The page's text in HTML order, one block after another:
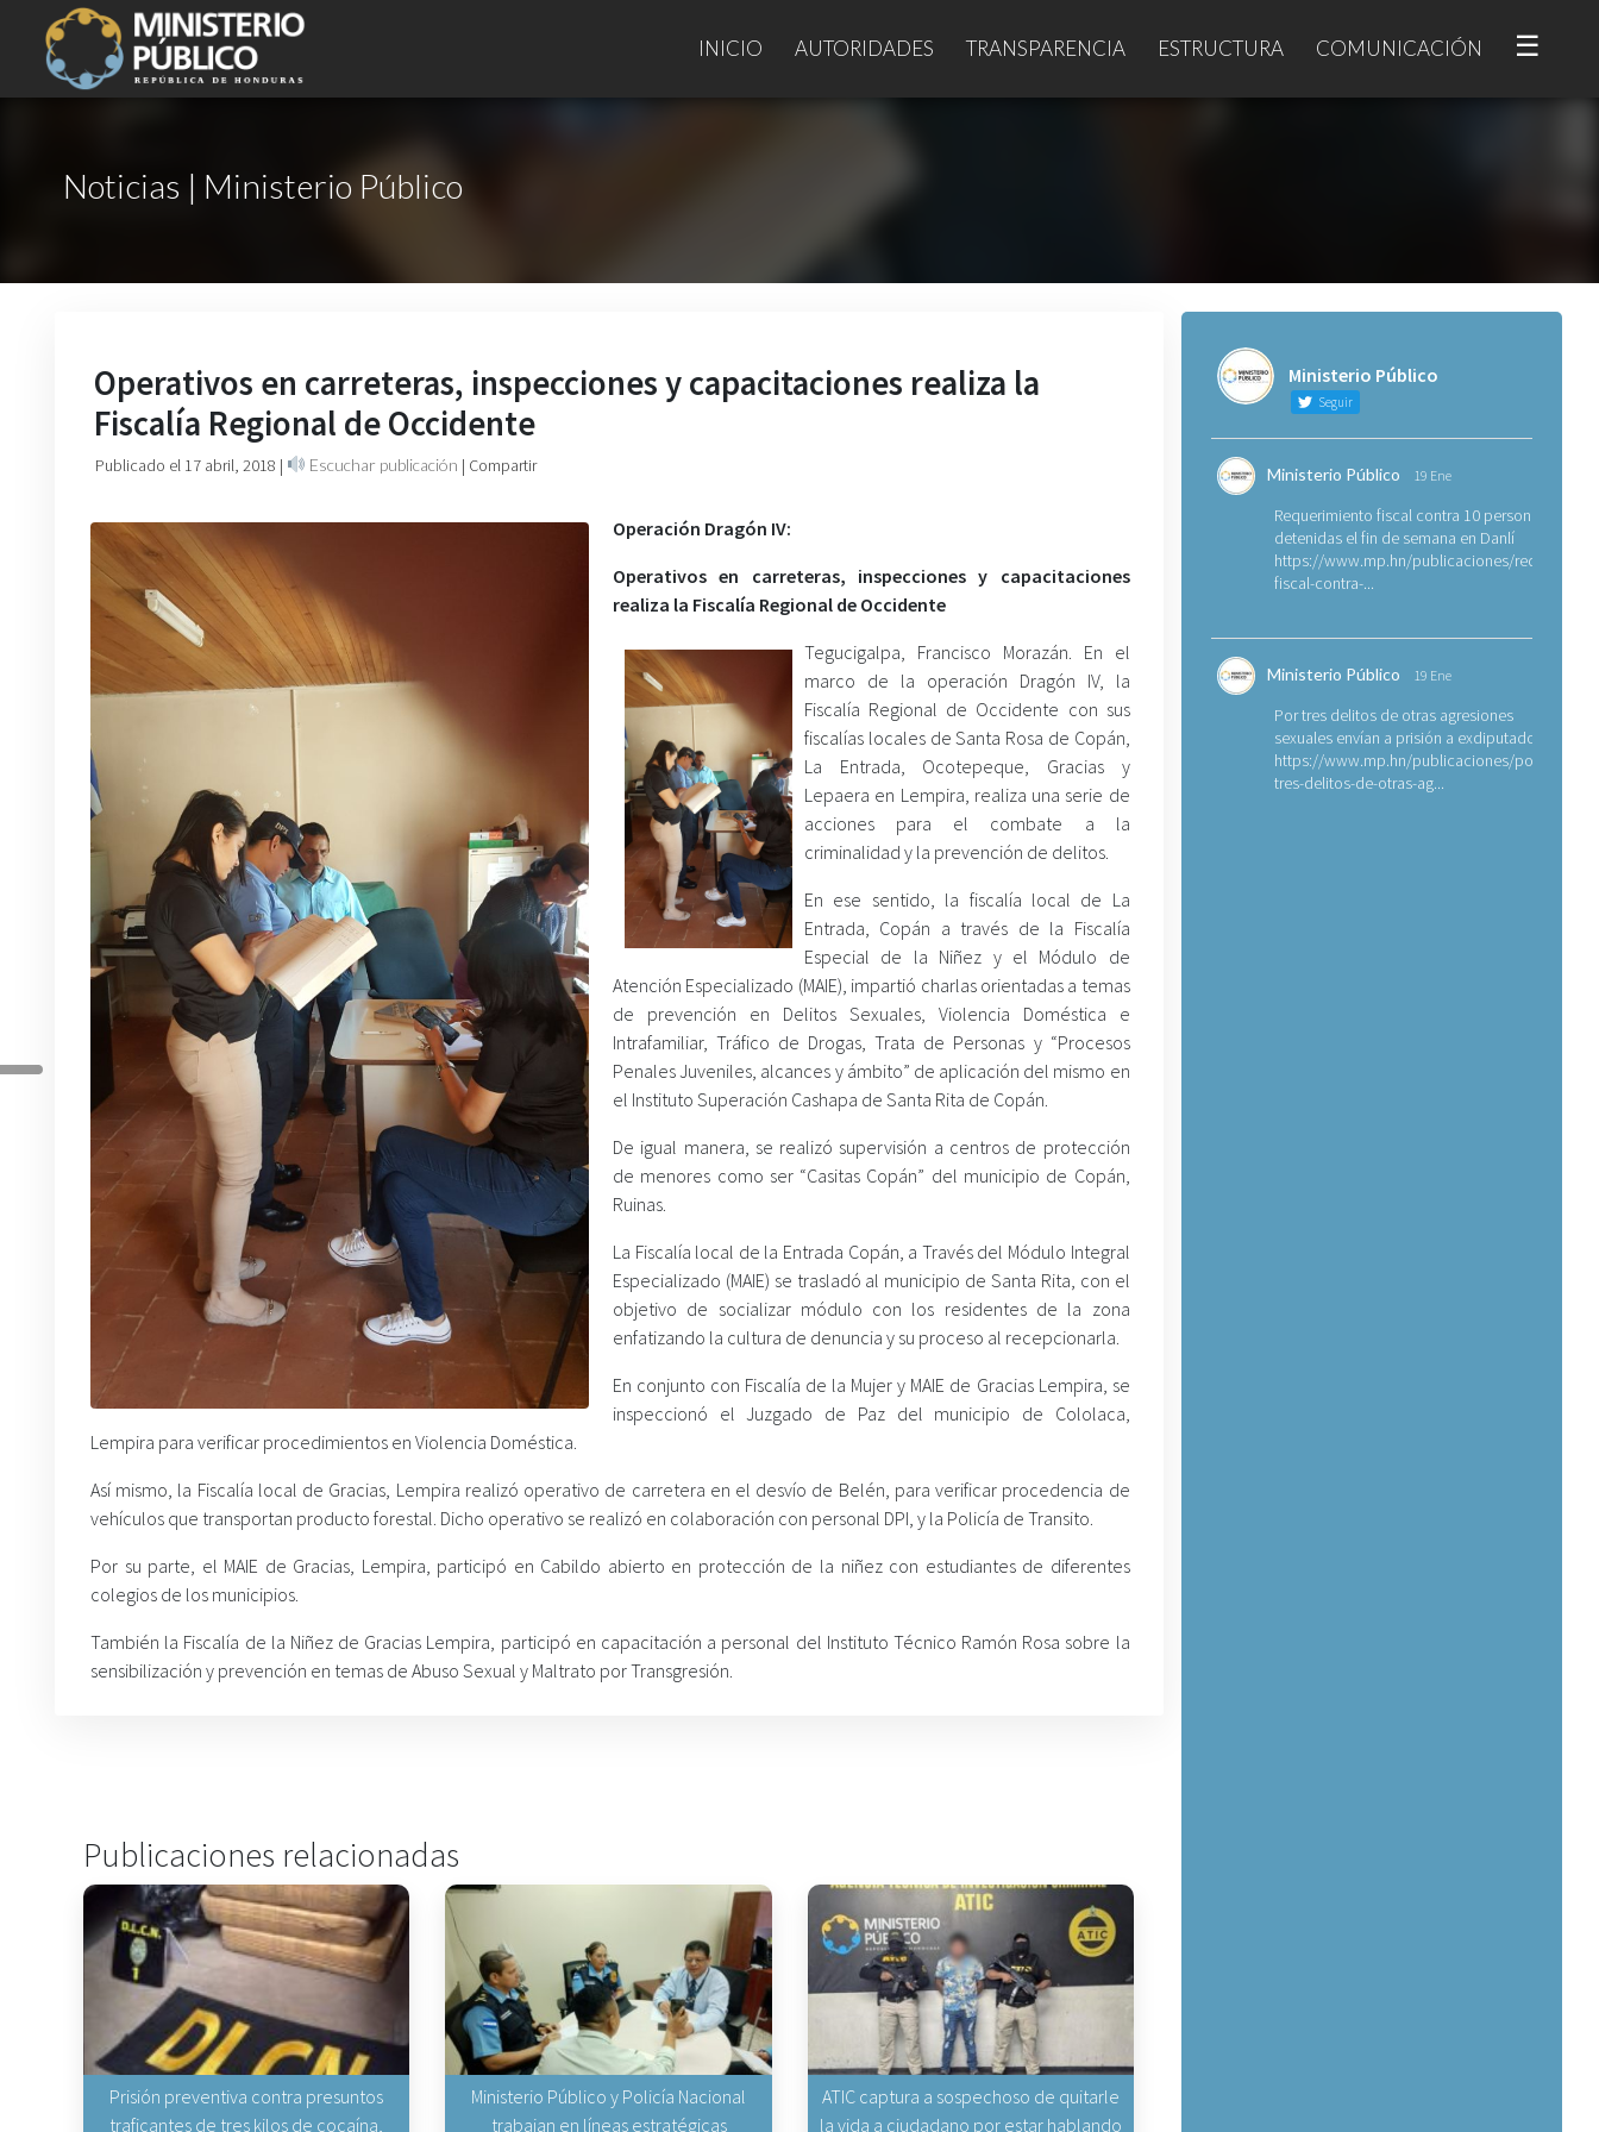
INICIO AUTORIDADES TRANSPARENCIA ESTRUCTURA COMUNICACIÓN ☰
Noticias | Ministerio Público
Operativos en carreteras, inspecciones y capacitaciones realiza la
Fiscalía Regional de Occidente
Publicado el 17 abril, 2018 | Escuchar publicación | Compartir
Operación Dragón IV:
Operativos en carreteras, inspecciones y capacitaciones
realiza la Fiscalía Regional de Occidente
Tegucigalpa, Francisco Morazán. En el
marco de la operación Dragón IV, la
Fiscalía Regional de Occidente con sus
fiscalías locales de Santa Rosa de Copán,
La Entrada, Ocotepeque, Gracias y
Lepaera en Lempira, realiza una serie de
acciones para el combate a la
criminalidad y la prevención de delitos.
En ese sentido, la fiscalía local de La
Entrada, Copán a través de la Fiscalía
Especial de la Niñez y el Módulo de
Atención Especializado (MAIE), impartió charlas orientadas a temas
de prevención en Delitos Sexuales, Violencia Doméstica e
Intrafamiliar, Tráfico de Drogas, Trata de Personas y “Procesos
Penales Juveniles, alcances y ámbito” de aplicación del mismo en
el Instituto Superación Cashapa de Santa Rita de Copán.
De igual manera, se realizó supervisión a centros de protección
de menores como ser “Casitas Copán” del municipio de Copán,
Ruinas.
La Fiscalía local de la Entrada Copán, a Través del Módulo Integral
Especializado (MAIE) se trasladó al municipio de Santa Rita, con el
objetivo de socializar módulo con los residentes de la zona
enfatizando la cultura de denuncia y su proceso al recepcionarla.
En conjunto con Fiscalía de la Mujer y MAIE de Gracias Lempira, se
inspeccionó el Juzgado de Paz del municipio de Cololaca,
Lempira para verificar procedimientos en Violencia Doméstica.
Así mismo, la Fiscalía local de Gracias, Lempira realizó operativo de carretera en el desvío de Belén, para verificar procedencia de
vehículos que transportan producto forestal. Dicho operativo se realizó en colaboración con personal DPI, y la Policía de Transito.
Por su parte, el MAIE de Gracias, Lempira, participó en Cabildo abierto en protección de la niñez con estudiantes de diferentes
colegios de los municipios.
También la Fiscalía de la Niñez de Gracias Lempira, participó en capacitación a personal del Instituto Técnico Ramón Rosa sobre la
sensibilización y prevención en temas de Abuso Sexual y Maltrato por Transgresión.
Publicaciones relacionadas
Prisión preventiva contra presuntos
traficantes de tres kilos de cocaína,
Ministerio Público y Policía Nacional
trabajan en líneas estratégicas
ATIC captura a sospechoso de quitarle
la vida a ciudadano por estar hablando
Ministerio Público
Seguir
Ministerio Público 19 Ene
Requerimiento fiscal contra 10 personas
detenidas el fin de semana en Danlí
https://www.mp.hn/publicaciones/
fiscal-contra-...
Ministerio Público 19 Ene
Por tres delitos de otras agresiones
sexuales envían a prisión a exdiputado
https://www.mp.hn/publicaciones/por-
tres-delitos-de-otras-ag...